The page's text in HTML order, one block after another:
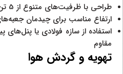
طراحی با ظرفیت‌های متنوع از 5 تن تا 50،000 تن
ارتفاع مناسب برای چیدمان جعبه‌های
استفاده از سازه فولادی یا
مقاوم
تهویه و گردش هوا